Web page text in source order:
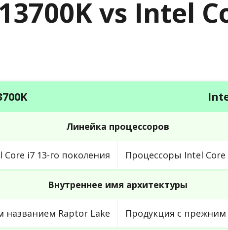
vs Intel
Линейка процессоров
i7 13-го поколения Процессоры Intel Core
Внутреннее имя архитектуры
Raptor Lake Продукция с